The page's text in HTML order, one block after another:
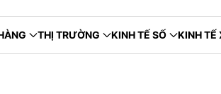
THỊ TRƯỜNG KINH TẾ SỐ KINH TẾ